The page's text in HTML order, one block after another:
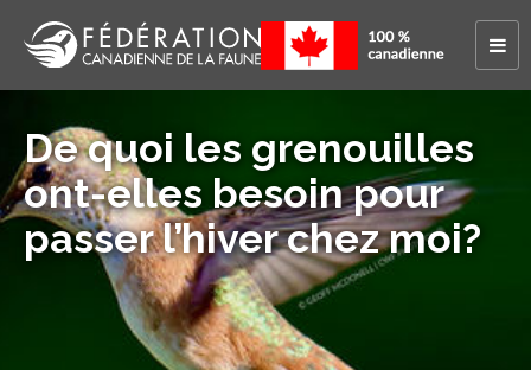
De quoi les grenouilles
ont-elles besoin pour
passer l’hiver chez moi?